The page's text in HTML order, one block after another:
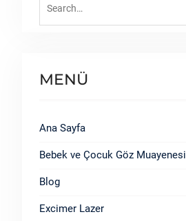
for:
MENÜ
Ana Sayfa
Bebek ve Çocuk Göz Muayenesi
Blog
Excimer Lazer